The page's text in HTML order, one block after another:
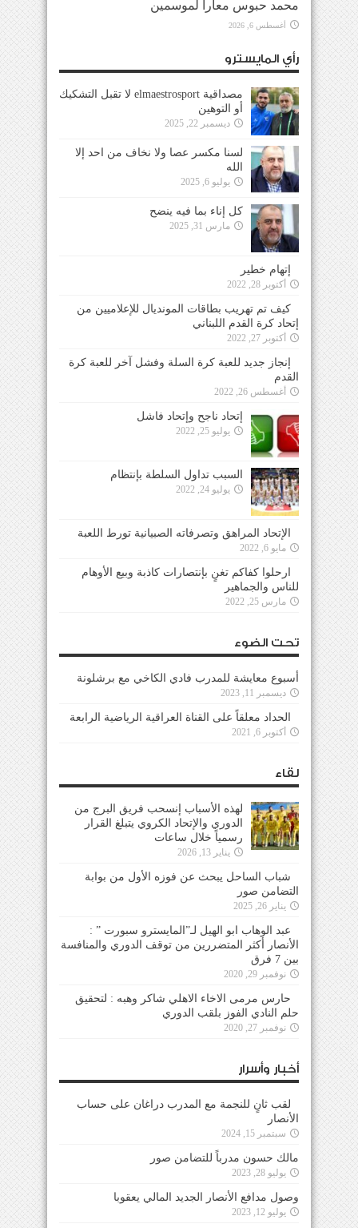
محمد حبوس معاراً لموسمين
أغسطس 6, 2026
رأي المايسترو
مصداقية elmaestrosport لا تقبل التشكيك
أو التوهين
ديسمبر 22, 2025
لسنا مكسر عصا ولا نخاف من احد إلا
الله
يوليو 6, 2025
كل إناء بما فيه ينضح
مارس 31, 2025
إتهام خطير
أكتوبر 28, 2022
كيف تم تهريب بطاقات المونديال للإعلاميين من
إتحاد كرة القدم اللبناني
أكتوبر 27, 2022
إنجاز جديد للعبة كرة السلة وفشل آخر للعبة كرة
القدم
أغسطس 26, 2022
إتحاد ناجح وإتحاد فاشل
يوليو 25, 2022
السبب تداول السلطة بإنتظام
يوليو 24, 2022
الإتحاد المراهق وتصرفاته الصبيانية تورط اللعبة
مايو 6, 2022
ارحلوا كفاكم تغنٍ بإنتصارات كاذبة وبيع الأوهام
للناس والجماهير
مارس 25, 2022
تحت الضوء
أسبوع معايشة للمدرب فادي الكاخي مع برشلونة
ديسمبر 11, 2023
الحداد معلقاً على القناة العراقية الرياضية الرابعة
أكتوبر 6, 2021
لقاء
لهذه الأسباب إنسحب فريق البرج من
الدوري والإتحاد الكروي يتبلغ القرار
رسمياً خلال ساعات
يناير 13, 2026
شباب الساحل يبحث عن فوزه الأول من بوابة
التضامن صور
يناير 26, 2025
عبد الوهاب ابو الهيل لـ”المايسترو سبورت ” :
الأنصار أكثر المتضررين من توقف الدوري والمنافسة
بين 7 فرق
نوفمبر 29, 2020
حارس مرمى الاخاء الاهلي شاكر وهبه : لتحقيق
حلم النادي الفوز بلقب الدوري
نوفمبر 27, 2020
أخبار وأسرار
لقب ثانٍ للنجمة مع المدرب دراغان على حساب
الأنصار
سبتمبر 15, 2024
مالك حسون مدرباً للتضامن صور
يوليو 28, 2023
وصول مدافع الأنصار الجديد المالي يعقوبا
يوليو 12, 2023